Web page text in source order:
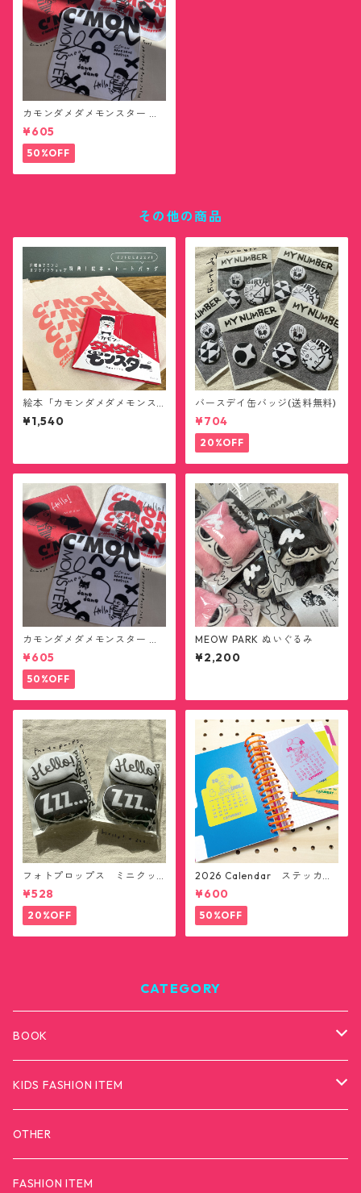
カモンダメダメモンスター ハ
ンカチタオル(送料無料)
¥605
50%OFF
その他の商品
絵本「カモンダメダメモンス
ター」トートバッグ付き(送料
無料)
¥1,540
バースデイ缶バッジ(送料無料)
¥704
20%OFF
カモンダメダメモンスター ハ
ンカチタオル(送料無料)
¥605
50%OFF
MEOW PARK ぬいぐるみ
¥2,200
フォトプロップス ミニクッ
ション(送料無料)
¥528
20%OFF
2026 Calendar ステッカー1
2枚セット(送料無料)
¥600
50%OFF
CATEGORY
BOOK
カモンダメダメモンスター
KIDS FASHION ITEM
T-SHIRTS
OTHER
FASHION ITEM